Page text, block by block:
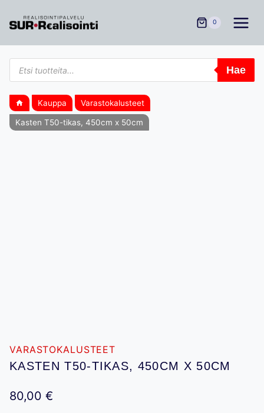
sisältöön
0
Products
search
Hae
Kauppa Varastokalusteet
Kasten T50-tikas, 450cm x 50cm
VARASTOKALUSTEET
KASTEN T50-TIKAS, 450CM X 50CM
80,00 €